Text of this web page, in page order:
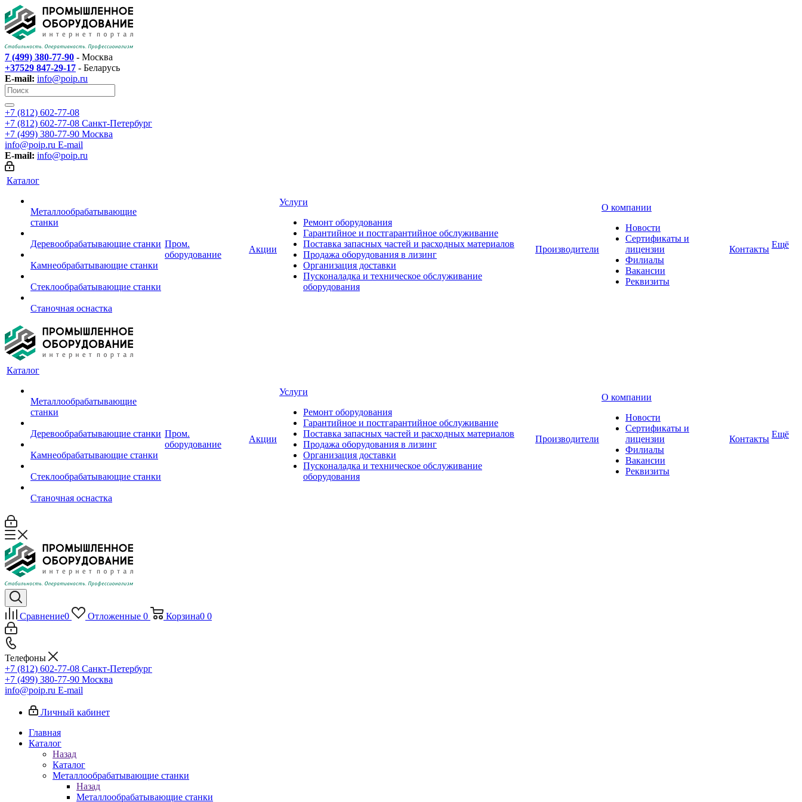
7 (499) 380-77-90 - Москва
+37529 847-29-17 - Беларусь
E-mail: info@poip.ru
+7 (812) 602-77-08
+7 (812) 602-77-08 Санкт-Петербург
+7 (499) 380-77-90 Москва
info@poip.ru E-mail
E-mail: info@poip.ru
Каталог
Металлообрабатывающие
станки
Деревообрабатывающие станки
Камнеобрабатывающие станки
Стеклообрабатывающие станки
Станочная оснастка
Пром.
оборудование
Акции
Услуги
Ремонт оборудования
Гарантийное и постгарантийное обслуживание
Поставка запасных частей и расходных материалов
Продажа оборудования в лизинг
Организация доставки
Пусконаладка и техническое обслуживание
оборудования
Производители
О компании
Новости
Сертификаты и
лицензии
Филиалы
Вакансии
Реквизиты
Контакты Ещё
Каталог
Металлообрабатывающие
станки
Деревообрабатывающие станки
Камнеобрабатывающие станки
Стеклообрабатывающие станки
Станочная оснастка
Пром.
оборудование
Акции
Услуги
Ремонт оборудования
Гарантийное и постгарантийное обслуживание
Поставка запасных частей и расходных материалов
Продажа оборудования в лизинг
Организация доставки
Пусконаладка и техническое обслуживание
оборудования
Производители
О компании
Новости
Сертификаты и
лицензии
Филиалы
Вакансии
Реквизиты
Контакты Ещё
Сравнение0 Отложенные 0 Корзина0 0
Телефоны
+7 (812) 602-77-08 Санкт-Петербург
+7 (499) 380-77-90 Москва
info@poip.ru E-mail
Личный кабинет
Главная
Каталог
Назад
Каталог
Металлообрабатывающие станки
Назад
Металлообрабатывающие станки